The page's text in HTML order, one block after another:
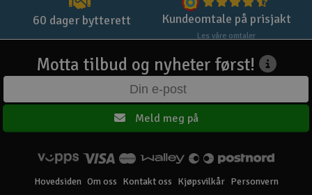
60 dager bytterett Kundeomtale på prisjakt
Les våre omtaler
Motta tilbud og nyheter først!
Meld meg på
Hovedsiden Om oss Kontakt oss Kjøpsvilkår Personvern